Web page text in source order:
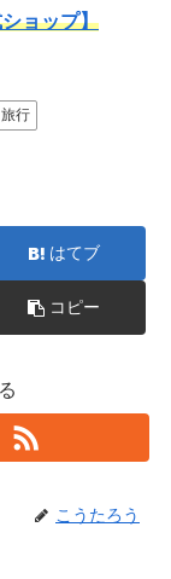
ョップ】
旅行
はてブ
コピー
こうたろう